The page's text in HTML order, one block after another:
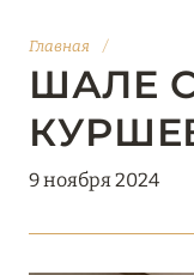
Главная /
ШАЛЕ
9 ноября 2024
БУТИК-
Подробнее
01 июня 2026
JUMEIRAH